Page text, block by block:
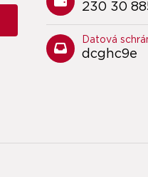
230 30
Datová
dcghc9e